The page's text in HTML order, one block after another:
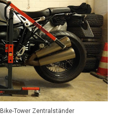
Tower Zentralständer